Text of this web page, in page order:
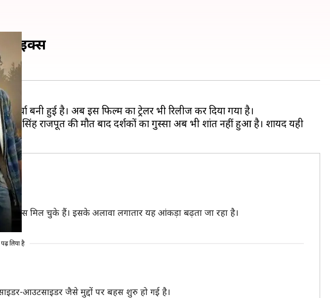
बनी हुई है। अब इस फिल्म का ट्रेलर भी रिलीज कर दिया गया है।
सिंह राजपूत की मौत बाद दर्शकों का गुस्सा अब भी शांत नहीं हुआ है। शायद यही
मिल चुके हैं। इसके अलावा लगातार यह आंकड़ा बढ़ता जा रहा है।
पढ़ लिया है
आउटसाइडर जैसे मुद्दों पर बहस शुरु हो गई है।